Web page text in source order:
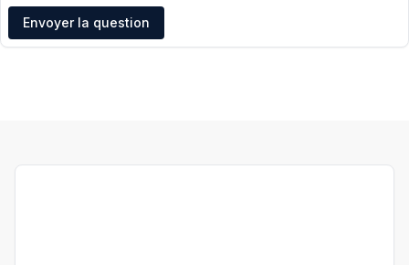
Adresse e-mail
Envoyer la question